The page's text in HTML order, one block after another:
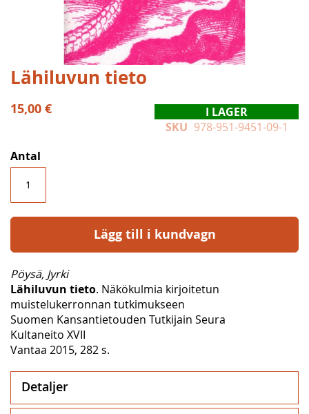
Hoppa
till
början
av
Lähiluvun tieto
15,00 €
I LAGER
SKU 978-951-9451-09-1
Antal
Lägg till i kundvagn
Pöysä, Jyrki
Lähiluvun tieto. Näkökulmia kirjoitetun
muistelukerronnan tutkimukseen
Suomen Kansantietouden Tutkijain Seura
Kultaneito XVII
Vantaa 2015, 282 s.
Detaljer